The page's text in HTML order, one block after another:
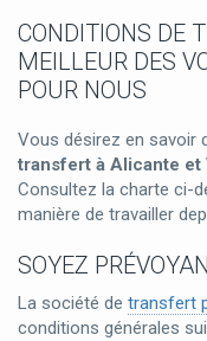
CONDITIONS DE
MEILLEUR DES
POUR NOUS
Vous désirez en savoir
transfert à Alicante et
Consultez la charte ci-
manière de travailler
SOYEZ
La société de transfert
conditions générales